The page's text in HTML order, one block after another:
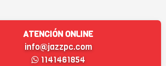
ATENCIÓN ONLINE
info@jazzpc.com
1141461854